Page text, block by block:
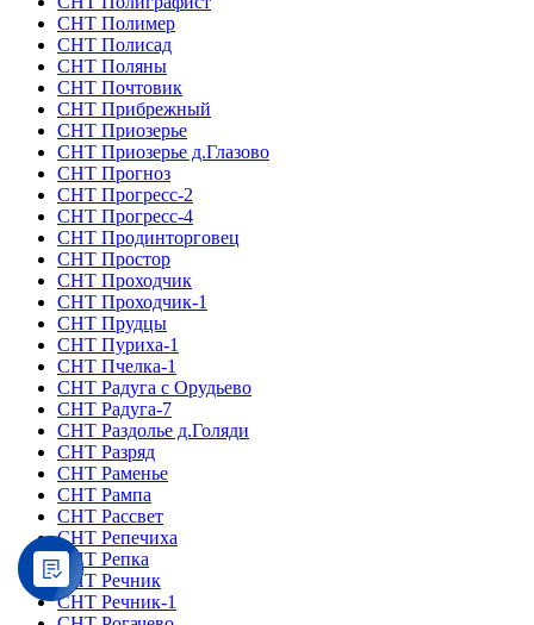
СНТ Полимер
СНТ Полисад
СНТ Поляны
СНТ Почтовик
СНТ Прибрежный
СНТ Приозерье
СНТ Приозерье д.Глазово
СНТ Прогноз
СНТ Прогресс-2
СНТ Прогресс-4
СНТ Продинторговец
СНТ Простор
СНТ Проходчик
СНТ Проходчик-1
СНТ Прудцы
СНТ Пуриха-1
СНТ Пчелка-1
СНТ Радуга с Орудьево
СНТ Радуга-7
СНТ Раздолье д.Голяди
СНТ Разряд
СНТ Раменье
СНТ Рампа
СНТ Рассвет
СНТ Репечиха
СНТ Репка
СНТ Речник
СНТ Речник-1